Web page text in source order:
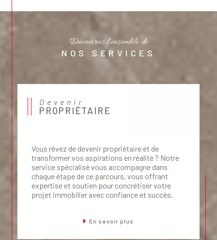
Découvrez l'ensemble de
NOS SERVICES
Devenir
PROPRIÉTAIRE
Vous rêvez de devenir propriétaire et de
transformer vos aspirations en réalité ? Notre
service spécialisé vous accompagne dans
chaque étape de ce parcours, vous offrant
expertise et soutien pour concrétiser votre
projet immobilier avec confiance et succès.
En savoir plus